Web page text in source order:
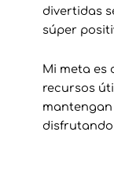
divertidas
súper
Mi meta es
recursos
disfrutando